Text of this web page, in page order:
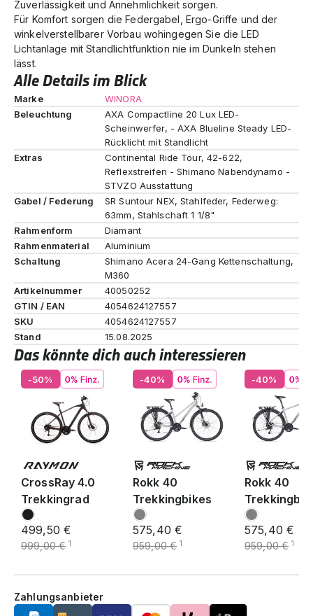
Zuverlässigkeit und Annehmlichkeit sorgen.
Für Komfort sorgen die Federgabel, Ergo-Griffe und der
winkelverstellbarer Vorbau wohingegen Sie die LED
Lichtanlage mit Standlichtfunktion nie im Dunkeln stehen
lässt.
Alle Details im Blick
Marke
WINORA
Beleuchtung
AXA Compactline 20 Lux LED-
Scheinwerfer, - AXA Blueline Steady LED-
Rücklicht mit Standlicht
Extras
Continental Ride Tour, 42-622,
Reflexstreifen - Shimano Nabendynamo -
STVZO Ausstattung
Gabel / Federung
SR Suntour NEX, Stahlfeder, Federweg:
63mm, Stahlschaft 1 1/8"
Rahmenform
Diamant
Rahmenmaterial
Aluminium
Schaltung
Shimano Acera 24-Gang Kettenschaltung,
M360
Artikelnummer
40050252
GTIN / EAN
4054624127557
SKU
4054624127557
Stand
15.08.2025
Das könnte dich auch interessieren
-50%
CrossRay 4.0
Trekkingrad
499,50 €
999,00 € 1
-40%
Rokk 40
Trekkingbikes
575,40 €
959,00 € 1
-40%
Rokk 40
575,40 €
959,00 € 1
Zahlungsanbieter